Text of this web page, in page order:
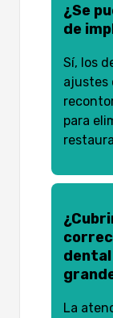
¿Se
de
Sí, los
ajustes
para
La